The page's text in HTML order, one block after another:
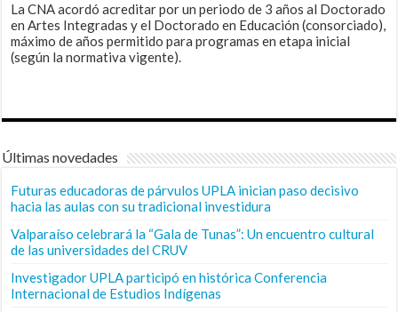
La CNA acordó acreditar por un periodo de 3 años al Doctorado
en Artes Integradas y el Doctorado en Educación (consorciado),
máximo de años permitido para programas en etapa inicial
(según la normativa vigente).
Últimas novedades
Futuras educadoras de párvulos UPLA inician paso decisivo
hacia las aulas con su tradicional investidura
Valparaíso celebrará la “Gala de Tunas”: Un encuentro cultural
de las universidades del CRUV
Investigador UPLA participó en histórica Conferencia
Internacional de Estudios Indígenas